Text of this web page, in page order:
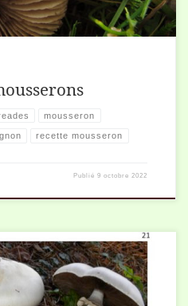
mousseron
recette mousseron
Publié9 octobre 2022